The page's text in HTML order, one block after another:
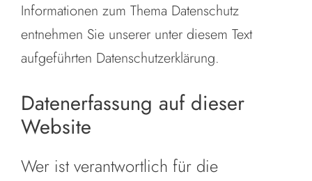
Informationen zum Thema Datenschutz
entnehmen Sie unserer unter diesem Text
aufgeführten Datenschutzerklärung.
Datenerfassung auf dieser
Website
Wer ist verantwortlich für die